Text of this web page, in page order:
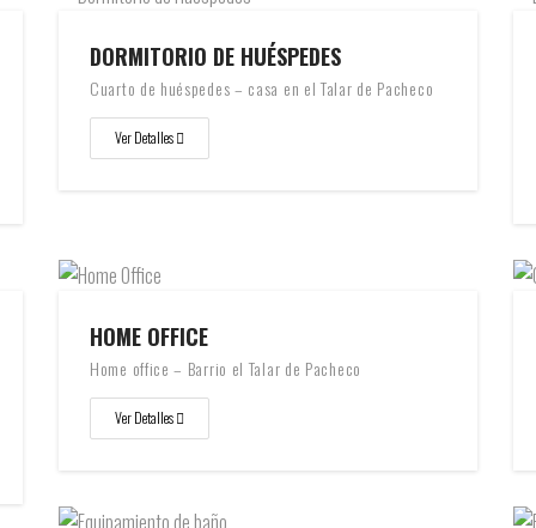
DORMITORIO DE HUÉSPEDES
Cuarto de huéspedes – casa en el Talar de Pacheco
Ver Detalles
HOME OFFICE
Home office – Barrio el Talar de Pacheco
Ver Detalles